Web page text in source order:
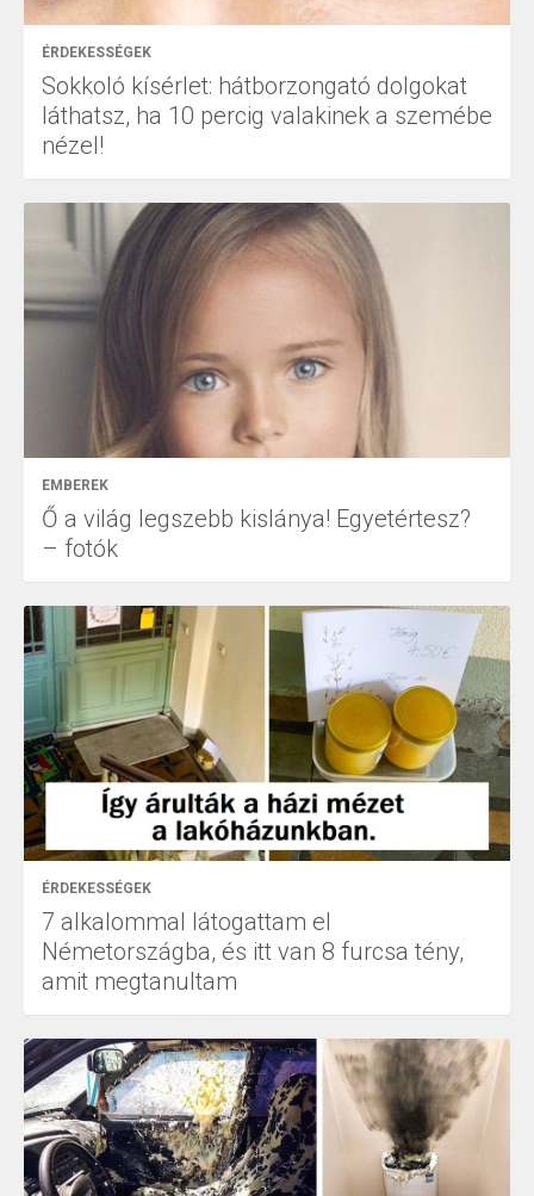
ÉRDEKESSÉGEK
Sokkoló kísérlet: hátborzongató dolgokat
láthatsz, ha 10 percig valakinek a szemébe
nézel!
EMBEREK
Ő a világ legszebb kislánya! Egyetértesz?
– fotók
ÉRDEKESSÉGEK
7 alkalommal látogattam el
Németországba, és itt van 8 furcsa tény,
amit megtanultam